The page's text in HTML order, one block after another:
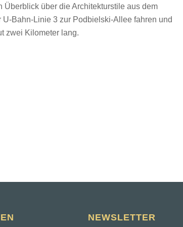
über die Architekturstile aus dem
Bahn-Linie 3 zur Podbielski-Allee fahren und
zwei Kilometer lang.
NEWSLETTER